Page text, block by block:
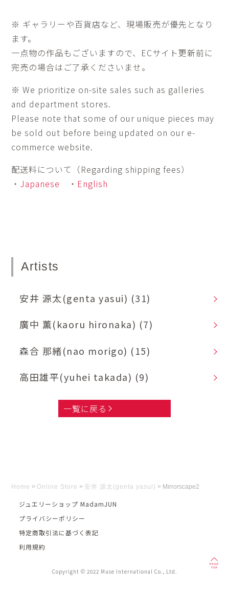
※ ギャラリーや百貨店など、現場販売が優先となり
ます。
一点物の作品もございますので、ECサイト更新前に
完売の場合はご了承くださいませ。
※ We prioritize on-site sales such as galleries
and department stores.
Please note that some of our unique pieces may
be sold out before being updated on our e-
commerce website.
配送料について（Regarding shipping fees）
・ Japanese ・ English
Artists
安井 源太(genta yasui) (31)
廣中 薫(kaoru hironaka) (7)
森合 那緒(nao morigo) (15)
高田雄平(yuhei takada) (9)
一覧に戻る
Home > Online Store > 安井 源太(genta yasui) > Mirrorscape2
ジュエリーショップ MadamJUN
プライバシーポリシー
特定商取引法に基づく表記
利用規約
Copyright © 2022 Muse International Co., Ltd.
PAGE
TOP